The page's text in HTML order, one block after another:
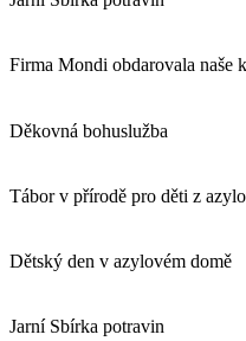
Firma Mondi obdarovala naše
Děkovná bohuslužba
Tábor v přírodě pro děti z
Dětský den v azylovém domě
Jarní Sbírka potravin